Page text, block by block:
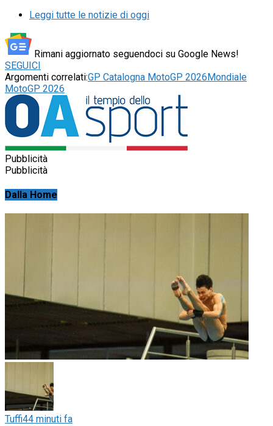
Leggi tutte le notizie di oggi
Rimani aggiornato seguendoci su Google News!
SEGUICI
Argomenti correlati:GP Catalogna MotoGP 2026Mondiale
MotoGP 2026
Pubblicità
Pubblicità
Dalla Home
Tuffi44 minuti fa